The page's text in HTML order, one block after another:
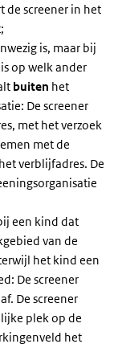
de screener in het
is, maar bij
op welk ander
buiten het
De screener
met het verzoek
met de
verblijfadres. De
een kind dat
van de
het kind een
De screener
De screener
plek op de
het